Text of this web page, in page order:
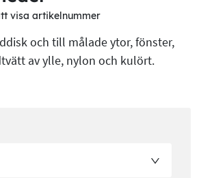
visa artikelnummer
och till målade ytor, fönster,
av ylle, nylon och kulört.